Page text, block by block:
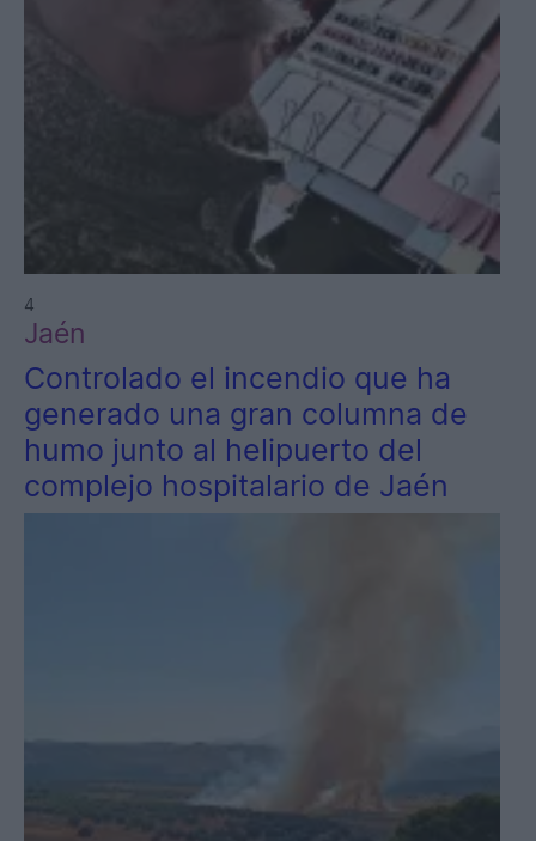
4
Jaén
Controlado el incendio que ha
generado una gran columna de
humo junto al helipuerto del
complejo hospitalario de Jaén